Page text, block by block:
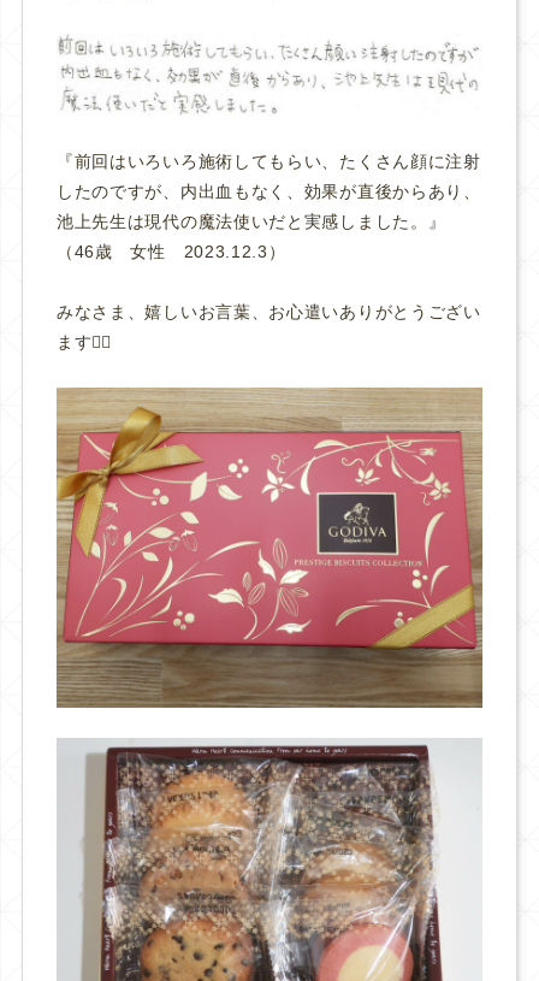
『前回はいろいろ施術してもらい、たくさん顔に注射
したのですが、内出血もなく、効果が直後からあり、
池上先生は現代の魔法使いだと実感しました。
』
（46歳 女性 2023.12.3）
みなさま、嬉しいお言葉、お心遣いありがとうござい
ます🙇‍♀️